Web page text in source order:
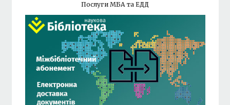
Послуги МБА та ЕДД